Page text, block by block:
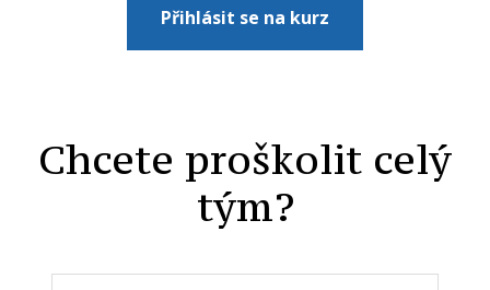
Přihlásit se na kurz
Chcete proškolit celý
tým?